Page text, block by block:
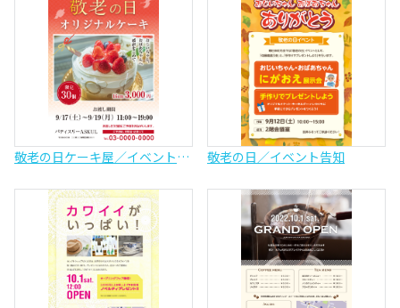
敬老の日ケーキ屋／イベント告知 敬老の日／イベント告知